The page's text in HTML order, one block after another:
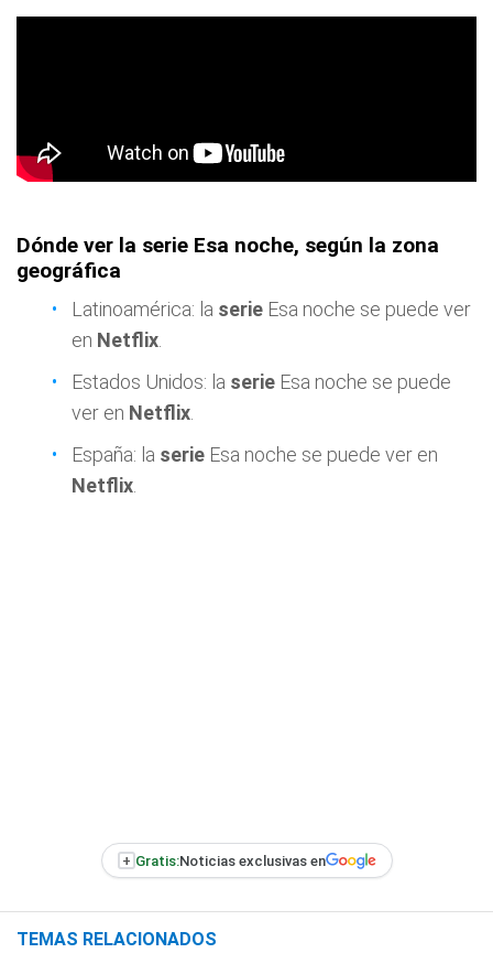
Dónde ver la serie Esa noche, según la zona
geográfica
Latinoamérica: la serie Esa noche se puede ver
en Netflix
Estados Unidos: la serie Esa noche se puede
ver en Netflix
España: la serie Esa noche se puede ver en
Netflix
+ Gratis:Noticias exclusivas en
TEMAS RELACIONADOS